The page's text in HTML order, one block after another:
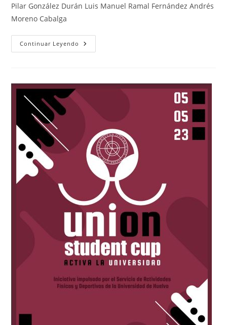
Pilar González Durán Luis Manuel Ramal Fernández Andrés
Moreno Cabalga
Continuar Leyendo
FERIA
HUELVA